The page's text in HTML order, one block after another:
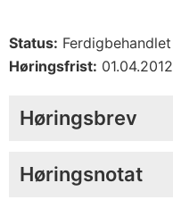
Status: Ferdigbehandlet
Høringsfrist: 01.04.2012
Høringsbrev
Høringsnotat